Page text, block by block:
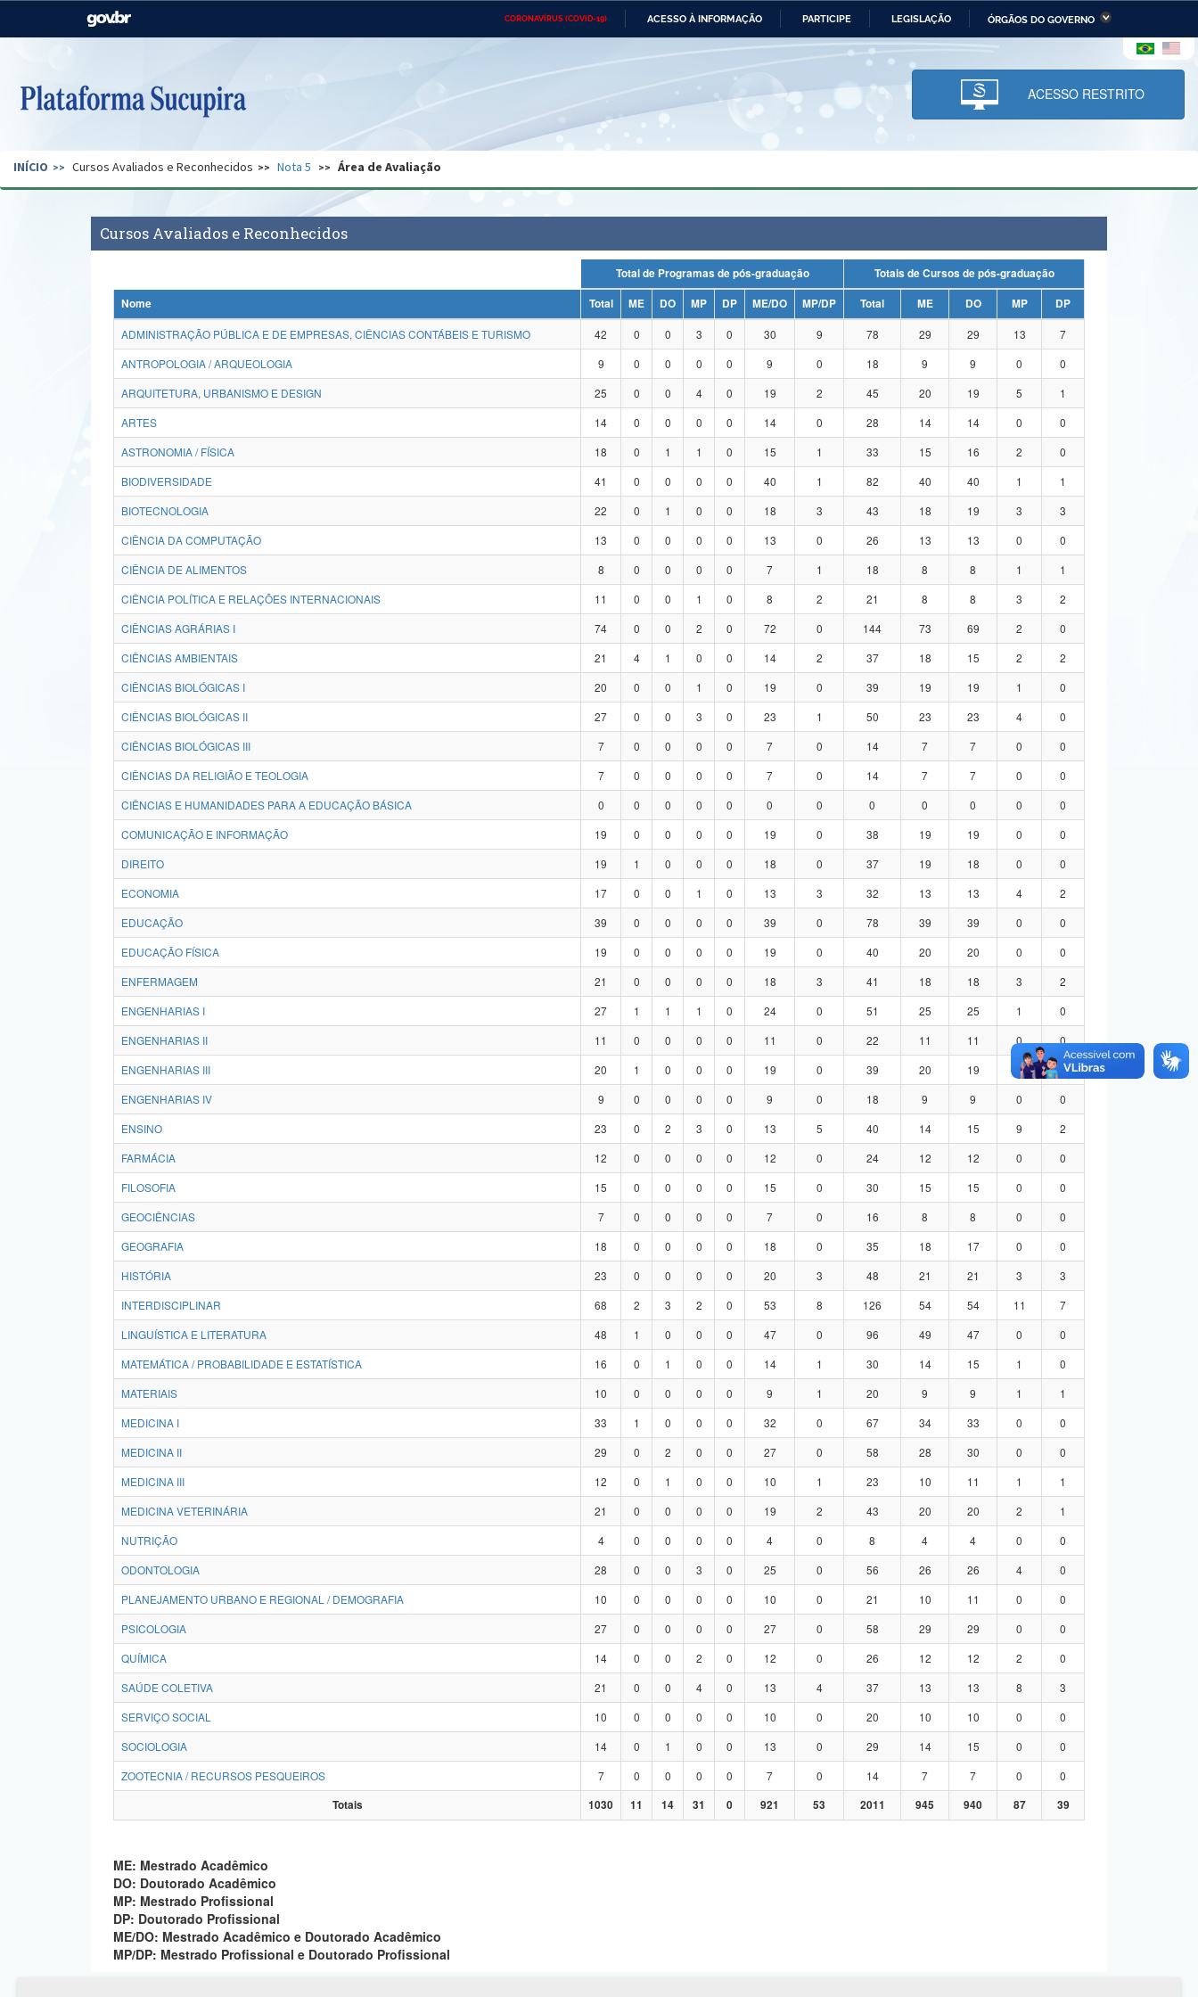
CORONAVÍRUS (COVID-19) ACESSO À INFORMAÇÃO PARTICIPE LEGISLAÇÃO ÓRGÃOS DO GOVERNO
Casa Civil Ministério das Relações Ministério da Economia Ministério da Infraestrutura
Pecuária e Abastecimento
Ministério da Ciência,
Tecnologia, Inovações e
Comunicações
Ministério do Desenvolvimento
Regional e dos Direitos Humanos
Secretaria de Governo Gabinete de Segurança Advocacia-Geral da União Banco Central do Brasil Planalto
ACESSO RESTRITO
INÍCIO Cursos Avaliados e Reconhecidos Nota 5 Área de Avaliação
Cursos Avaliados e Reconhecidos
Total de Programas de pós-graduação
Totais de Cursos de pós-graduação
Nome
Total ME DO MP DP ME/DO MP/DP Total ME DO MP
DP
ADMINISTRAÇÃO PÚBLICA E DE EMPRESAS, CIÊNCIAS CONTÁBEIS E TURISMO
42 0 0 3 0 30 9 78 29 29 13
7
ANTROPOLOGIA / ARQUEOLOGIA
9 0 0 0 0 9 0 18 9 9 0
0
ARQUITETURA, URBANISMO E DESIGN
25 0 0 4 0 19 2 45 20 19 5
1
ARTES
14 0 0 0 0 14 0 28 14 14 0
0
ASTRONOMIA / FÍSICA
18 0 1 1 0 15 1 33 15 16 2
0
BIODIVERSIDADE
41 0 0 0 0 40 1 82 40 40 1
1
BIOTECNOLOGIA
22 0 1 0 0 18 3 43 18 19 3
3
CIÊNCIA DA COMPUTAÇÃO
13 0 0 0 0 13 0 26 13 13 0
0
CIÊNCIA DE ALIMENTOS
8 0 0 0 0 7 1 18 8 8 1
1
CIÊNCIA POLÍTICA E RELAÇÕES INTERNACIONAIS
11 0 0 1 0 8 2 21 8 8 3
2
CIÊNCIAS AGRÁRIAS I
74 0 0 2 0 72 0 144 73 69 2
0
CIÊNCIAS AMBIENTAIS
21 4 1 0 0 14 2 37 18 15 2
2
CIÊNCIAS BIOLÓGICAS I
20 0 0 1 0 19 0 39 19 19 1
0
CIÊNCIAS BIOLÓGICAS II
27 0 0 3 0 23 1 50 23 23 4
0
CIÊNCIAS BIOLÓGICAS III
7 0 0 0 0 7 0 14 7 7 0
0
CIÊNCIAS DA RELIGIÃO E TEOLOGIA
7 0 0 0 0 7 0 14 7 7 0
0
CIÊNCIAS E HUMANIDADES PARA A EDUCAÇÃO BÁSICA
0 0 0 0 0 0 0 0 0 0 0
0
COMUNICAÇÃO E INFORMAÇÃO
19 0 0 0 0 19 0 38 19 19 0
0
DIREITO
19 1 0 0 0 18 0 37 19 18 0
0
ECONOMIA
17 0 0 1 0 13 3 32 13 13 4
2
EDUCAÇÃO
39 0 0 0 0 39 0 78 39 39 0
0
EDUCAÇÃO FÍSICA
19 0 0 0 0 19 0 40 20 20 0
0
ENFERMAGEM
21 0 0 0 0 18 3 41 18 18 3
2
ENGENHARIAS I
27 1 1 1 0 24 0 51 25 25 1
0
ENGENHARIAS II
11 0 0 0 0 11 0 22 11 11 0
0
ENGENHARIAS III
20 1 0 0 0 19 0 39 20 19 0
0
ENGENHARIAS IV
9 0 0 0 0 9 0 18 9 9 0
0
ENSINO
23 0 2 3 0 13 5 40 14 15 9
2
FARMÁCIA
12 0 0 0 0 12 0 24 12 12 0
0
FILOSOFIA
15 0 0 0 0 15 0 30 15 15 0
0
GEOCIÊNCIAS
7 0 0 0 0 7 0 16 8 8 0
0
GEOGRAFIA
18 0 0 0 0 18 0 35 18 17 0
0
HISTÓRIA
23 0 0 0 0 20 3 48 21 21 3
3
INTERDISCIPLINAR
68 2 3 2 0 53 8 126 54 54 11
7
LINGUÍSTICA E LITERATURA
48 1 0 0 0 47 0 96 49 47 0
0
MATEMÁTICA / PROBABILIDADE E ESTATÍSTICA
16 0 1 0 0 14 1 30 14 15 1
0
MATERIAIS
10 0 0 0 0 9 1 20 9 9 1
1
MEDICINA I
33 1 0 0 0 32 0 67 34 33 0
0
MEDICINA II
29 0 2 0 0 27 0 58 28 30 0
0
MEDICINA III
12 0 1 0 0 10 1 23 10 11 1
1
MEDICINA VETERINÁRIA
21 0 0 0 0 19 2 43 20 20 2
1
NUTRIÇÃO
4 0 0 0 0 4 0 8 4 4 0
0
ODONTOLOGIA
28 0 0 3 0 25 0 56 26 26 4
0
PLANEJAMENTO URBANO E REGIONAL / DEMOGRAFIA
10 0 0 0 0 10 0 21 10 11 0
0
PSICOLOGIA
27 0 0 0 0 27 0 58 29 29 0
0
QUÍMICA
14 0 0 2 0 12 0 26 12 12 2
0
SAÚDE COLETIVA
21 0 0 4 0 13 4 37 13 13 8
3
SERVIÇO SOCIAL
10 0 0 0 0 10 0 20 10 10 0
0
SOCIOLOGIA
14 0 1 0 0 13 0 29 14 15 0
0
ZOOTECNIA / RECURSOS PESQUEIROS
7 0 0 0 0 7 0 14 7 7 0
0
Totais
1030 11 14 31 0 921 53 2011 945 940 87 39
ME: Mestrado Acadêmico
DO: Doutorado Acadêmico
MP: Mestrado Profissional
DP: Doutorado Profissional
ME/DO: Mestrado Acadêmico e Doutorado Acadêmico
MP/DP: Mestrado Profissional e Doutorado Profissional